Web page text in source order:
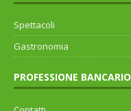
Spettacoli
Gastronomia
PROFESSIONE BANCARIO